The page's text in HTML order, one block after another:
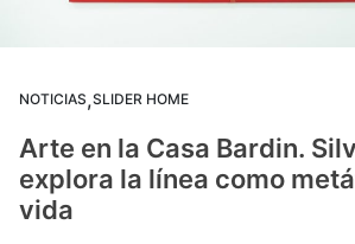
NOTICIAS,SLIDER HOME
Arte en la Casa Bardin.
explora la línea como
vida